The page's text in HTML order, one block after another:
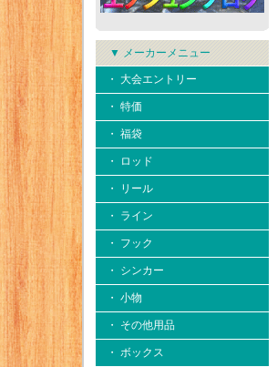
▼ メーカーメニュー
・ 大会エントリー
・ 特価
・ 福袋
・ ロッド
・ リール
・ ライン
・ フック
・ シンカー
・ 小物
・ その他用品
・ ボックス